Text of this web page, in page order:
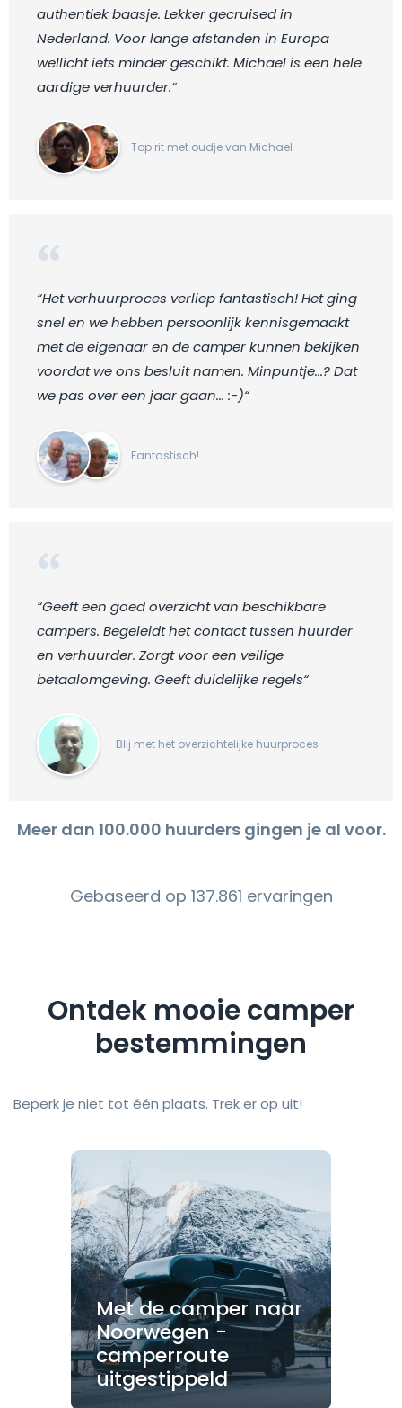
authentiek baasje. Lekker gecruised in
Nederland. Voor lange afstanden in Europa
wellicht iets minder geschikt. Michael is een hele
aardige verhuurder.“
Top rit met oudje van Michael
“Het verhuurproces verliep fantastisch! Het ging
snel en we hebben persoonlijk kennisgemaakt
met de eigenaar en de camper kunnen bekijken
voordat we ons besluit namen. Minpuntje...? Dat
we pas over een jaar gaan... :-)“
Fantastisch!
“Geeft een goed overzicht van beschikbare
campers. Begeleidt het contact tussen huurder
en verhuurder. Zorgt voor een veilige
betaalomgeving. Geeft duidelijke regels“
Blij met het overzichtelijke huurproces
Meer dan 100.000 huurders gingen je al voor.
Gebaseerd op 137.861 ervaringen
Ontdek mooie camper
bestemmingen
Beperk je niet tot één plaats. Trek er op uit!
Met de camper naar
Noorwegen -
camperroute
uitgestippeld